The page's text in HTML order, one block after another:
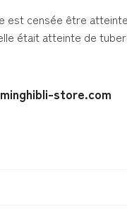
est censée être
était atteinte de
store.com